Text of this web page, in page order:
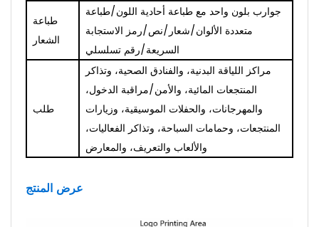
طباعة
الشعار
جوارب بلون واحد مع طباعة أحادية اللون/طباعة
متعددة الألوان/شعار/نص/رمز الاستجابة
السريعة/رقم تسلسلي
طلب
مراكز اللياقة البدنية، والفنادق الصحية، وتذاكر
المنتجعات المائية، والأمن/مراقبة الدخول،
والمهرجانات، والحفلات الموسيقية، وزيارات
المنتجعات، وحمامات السباحة، وتذاكر الفعاليات،
والألعاب والتعريف، والمعارض
عرض المنتج